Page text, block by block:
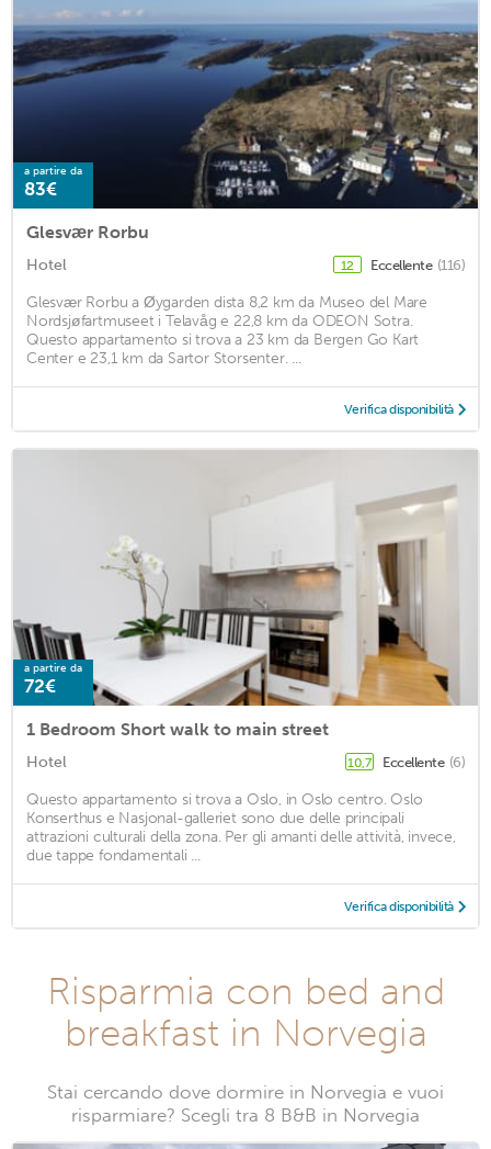
a partire da
83€
Glesvær Rorbu
Hotel 12 Eccellente (116)
Glesvær Rorbu a Øygarden dista 8,2 km da Museo del Mare
Nordsjøfartmuseet i Telavåg e 22,8 km da ODEON Sotra.
Questo appartamento si trova a 23 km da Bergen Go Kart
Center e 23,1 km da Sartor Storsenter. ...
Verifica disponibilità
a partire da
72€
1 Bedroom Short walk to main street
Hotel 10,7 Eccellente (6)
Questo appartamento si trova a Oslo, in Oslo centro. Oslo
Konserthus e Nasjonal-galleriet sono due delle principali
attrazioni culturali della zona. Per gli amanti delle attività, invece,
due tappe fondamentali ...
Verifica disponibilità
Risparmia con bed and
breakfast in Norvegia
Stai cercando dove dormire in Norvegia e vuoi
risparmiare? Scegli tra 8 B&B in Norvegia